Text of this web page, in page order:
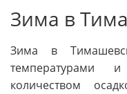
Зима в
Зима в
температурами
количеством